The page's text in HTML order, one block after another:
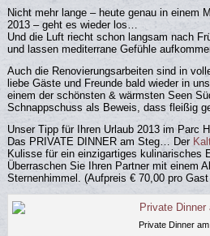
Nicht mehr lange – heute genau in einem
2013 – geht es wieder los…
Und die Luft riecht schon langsam nach
und lassen mediterrane Gefühle
Auch die Renovierungsarbeiten sind in
liebe Gäste und Freunde bald wieder in
einem der schönsten & wärmsten Seen
Schnappschuss als Beweis, dass fleißig
Unser Tipp für Ihren Urlaub 2013 im Parc
Das PRIVATE DINNER am Steg… Der
Kulisse für ein einzigartiges kulinarisches
Überraschen Sie Ihren Partner mit einem
Sternenhimmel. (Aufpreis € 70,00 pro
Private Dinner